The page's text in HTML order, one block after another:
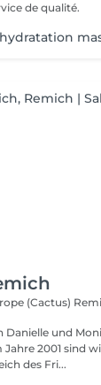
de qualité.
(Cactus)
Danielle und
des Fri...